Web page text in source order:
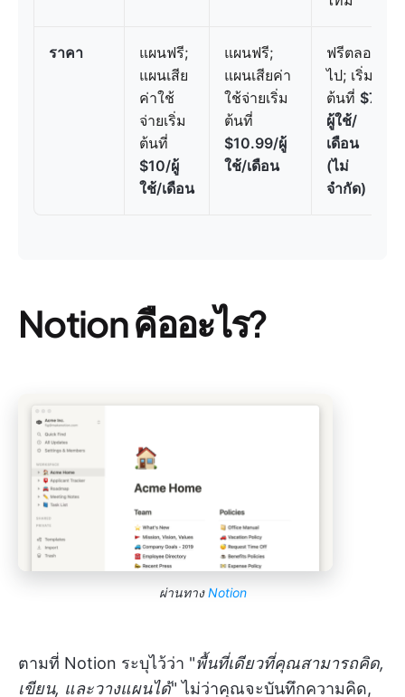
ราคา
แผนฟรี;
แผนเสีย
ค่าใช้
จ่ายเริ่ม
ต้นที่
$10/ผู้
ใช้/เดือน
แผนฟรี;
แผนเสียค่า
ใช้จ่ายเริ่ม
ต้นที่
$10.99/ผู้
ใช้/เดือน
ฟรีตลอด
ไป; เริ่ม
ต้นที่ $7/
ผู้ใช้/
เดือน
(ไม่
จำกัด)
Notion คืออะไร?
ผ่านทางNotion
ตามที่ Notion ระบุไว้ว่า "พื้นที่เดียวที่คุณสามารถคิด,
เขียน, และวางแผนได้" ไม่ว่าคุณจะบันทึกความคิด,